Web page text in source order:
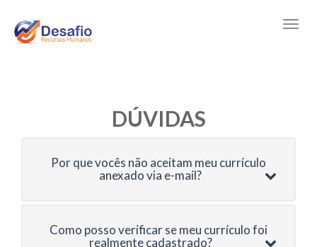
DÚVIDAS
Por que vocês não aceitam meu currículo
anexado via e-mail?
Como posso verificar se meu currículo foi
realmente cadastrado?